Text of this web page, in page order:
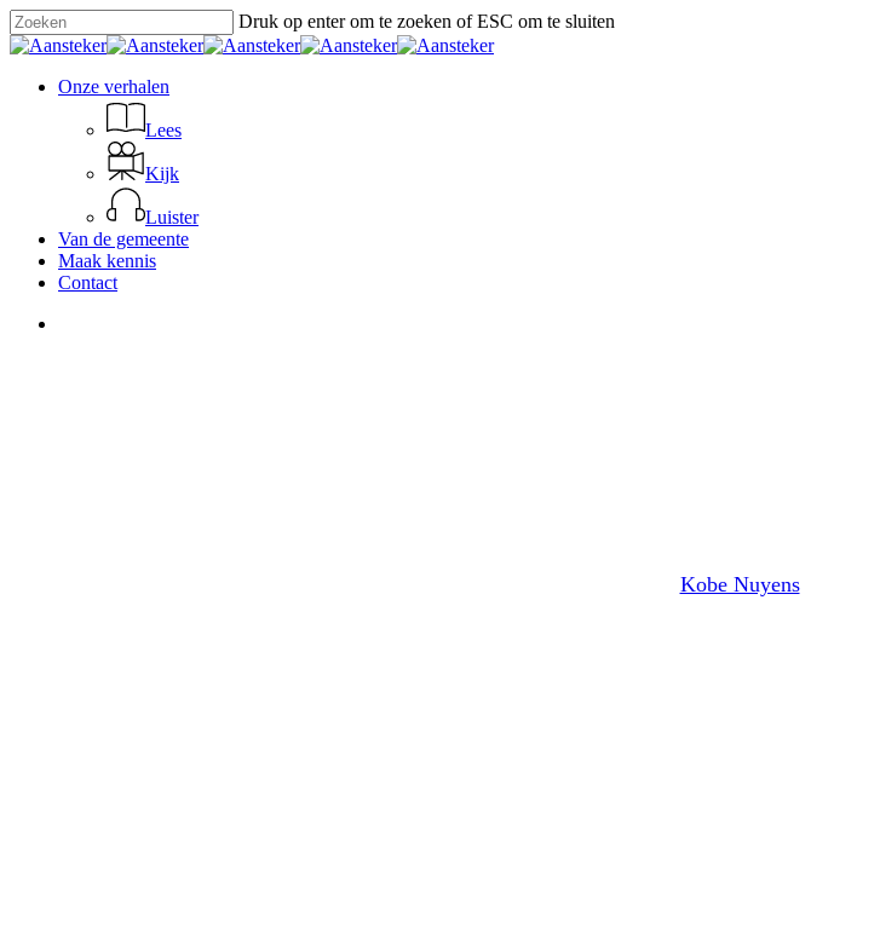
Skip
to
content
Druk op enter om te zoeken of ESC om te sluiten
Close
search
Menu Onze verhalen
Lees
Kijk
Luister
Van de gemeente
Maak kennis
Contact
Kobe Nuyens5 juni 2026